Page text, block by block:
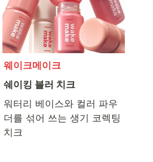
웨이크메이크
쉐이킹 블러 치크
워터리 베이스와 컬러 파우
더를 섞어 쓰는 생기 코렉팅
치크